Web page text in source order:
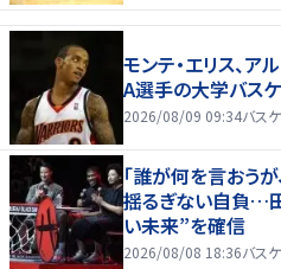
モンテ・エリス、
A選手の大学バス
2026/08/09 09:34バスケ
「誰が何を言おう
揺るぎない自負…
い未来”を確信
2026/08/08 18:36バスケ